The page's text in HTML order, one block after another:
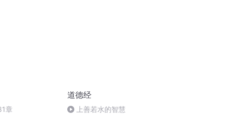
章
道德经
上善若水的智慧